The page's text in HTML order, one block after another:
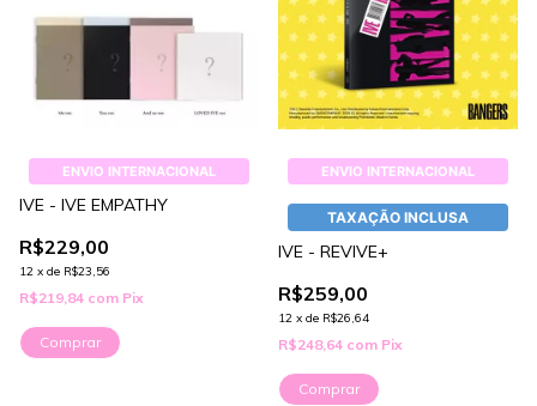
ENVIO INTERNACIONAL
IVE - IVE EMPATHY
R$229,00
12 x de R$23,56
R$219,84 com Pix
Comprar
ENVIO INTERNACIONAL
TAXAÇÃO INCLUSA
IVE - REVIVE+
R$259,00
12 x de R$26,64
R$248,64 com Pix
Comprar